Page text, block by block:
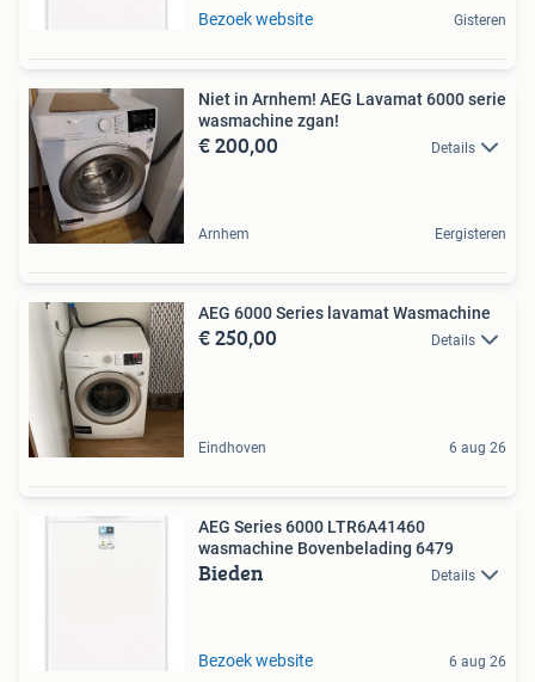
Bezoek website Gisteren
Niet in Arnhem! AEG Lavamat 6000 serie
wasmachine zgan!
€ 200,00 Details
Arnhem Eergisteren
AEG 6000 Series lavamat Wasmachine
€ 250,00 Details
Eindhoven 6 aug 26
AEG Series 6000 LTR6A41460
wasmachine Bovenbelading 6479
Bieden Details
Bezoek website 6 aug 26